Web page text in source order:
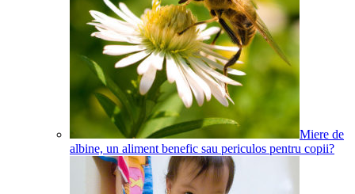
Miere de
albine, un aliment benefic sau periculos pentru copii?